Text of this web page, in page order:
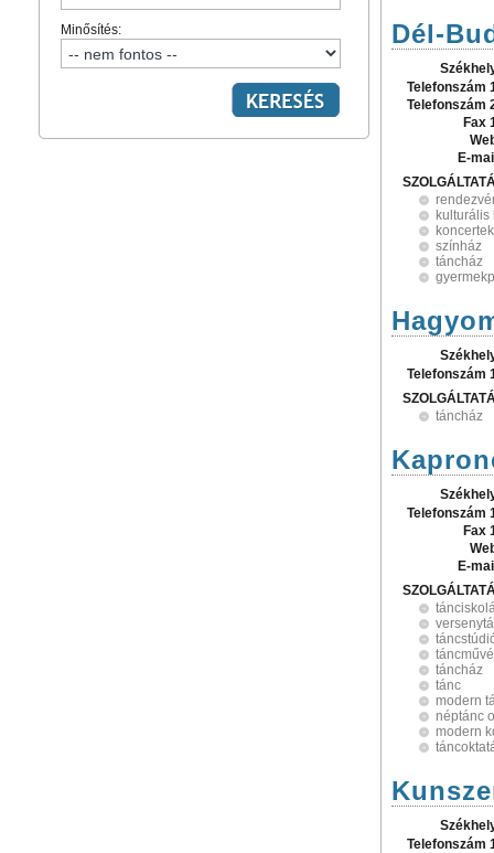
Minősítés: Dél-
Telefonszám
Telefonszám
Fax
E-
koncertek
színház
táncház
Telefonszám
táncház
Telefonszám
Fax
E-
táncház
tánc
modern
néptánc
modern
Telefonszám